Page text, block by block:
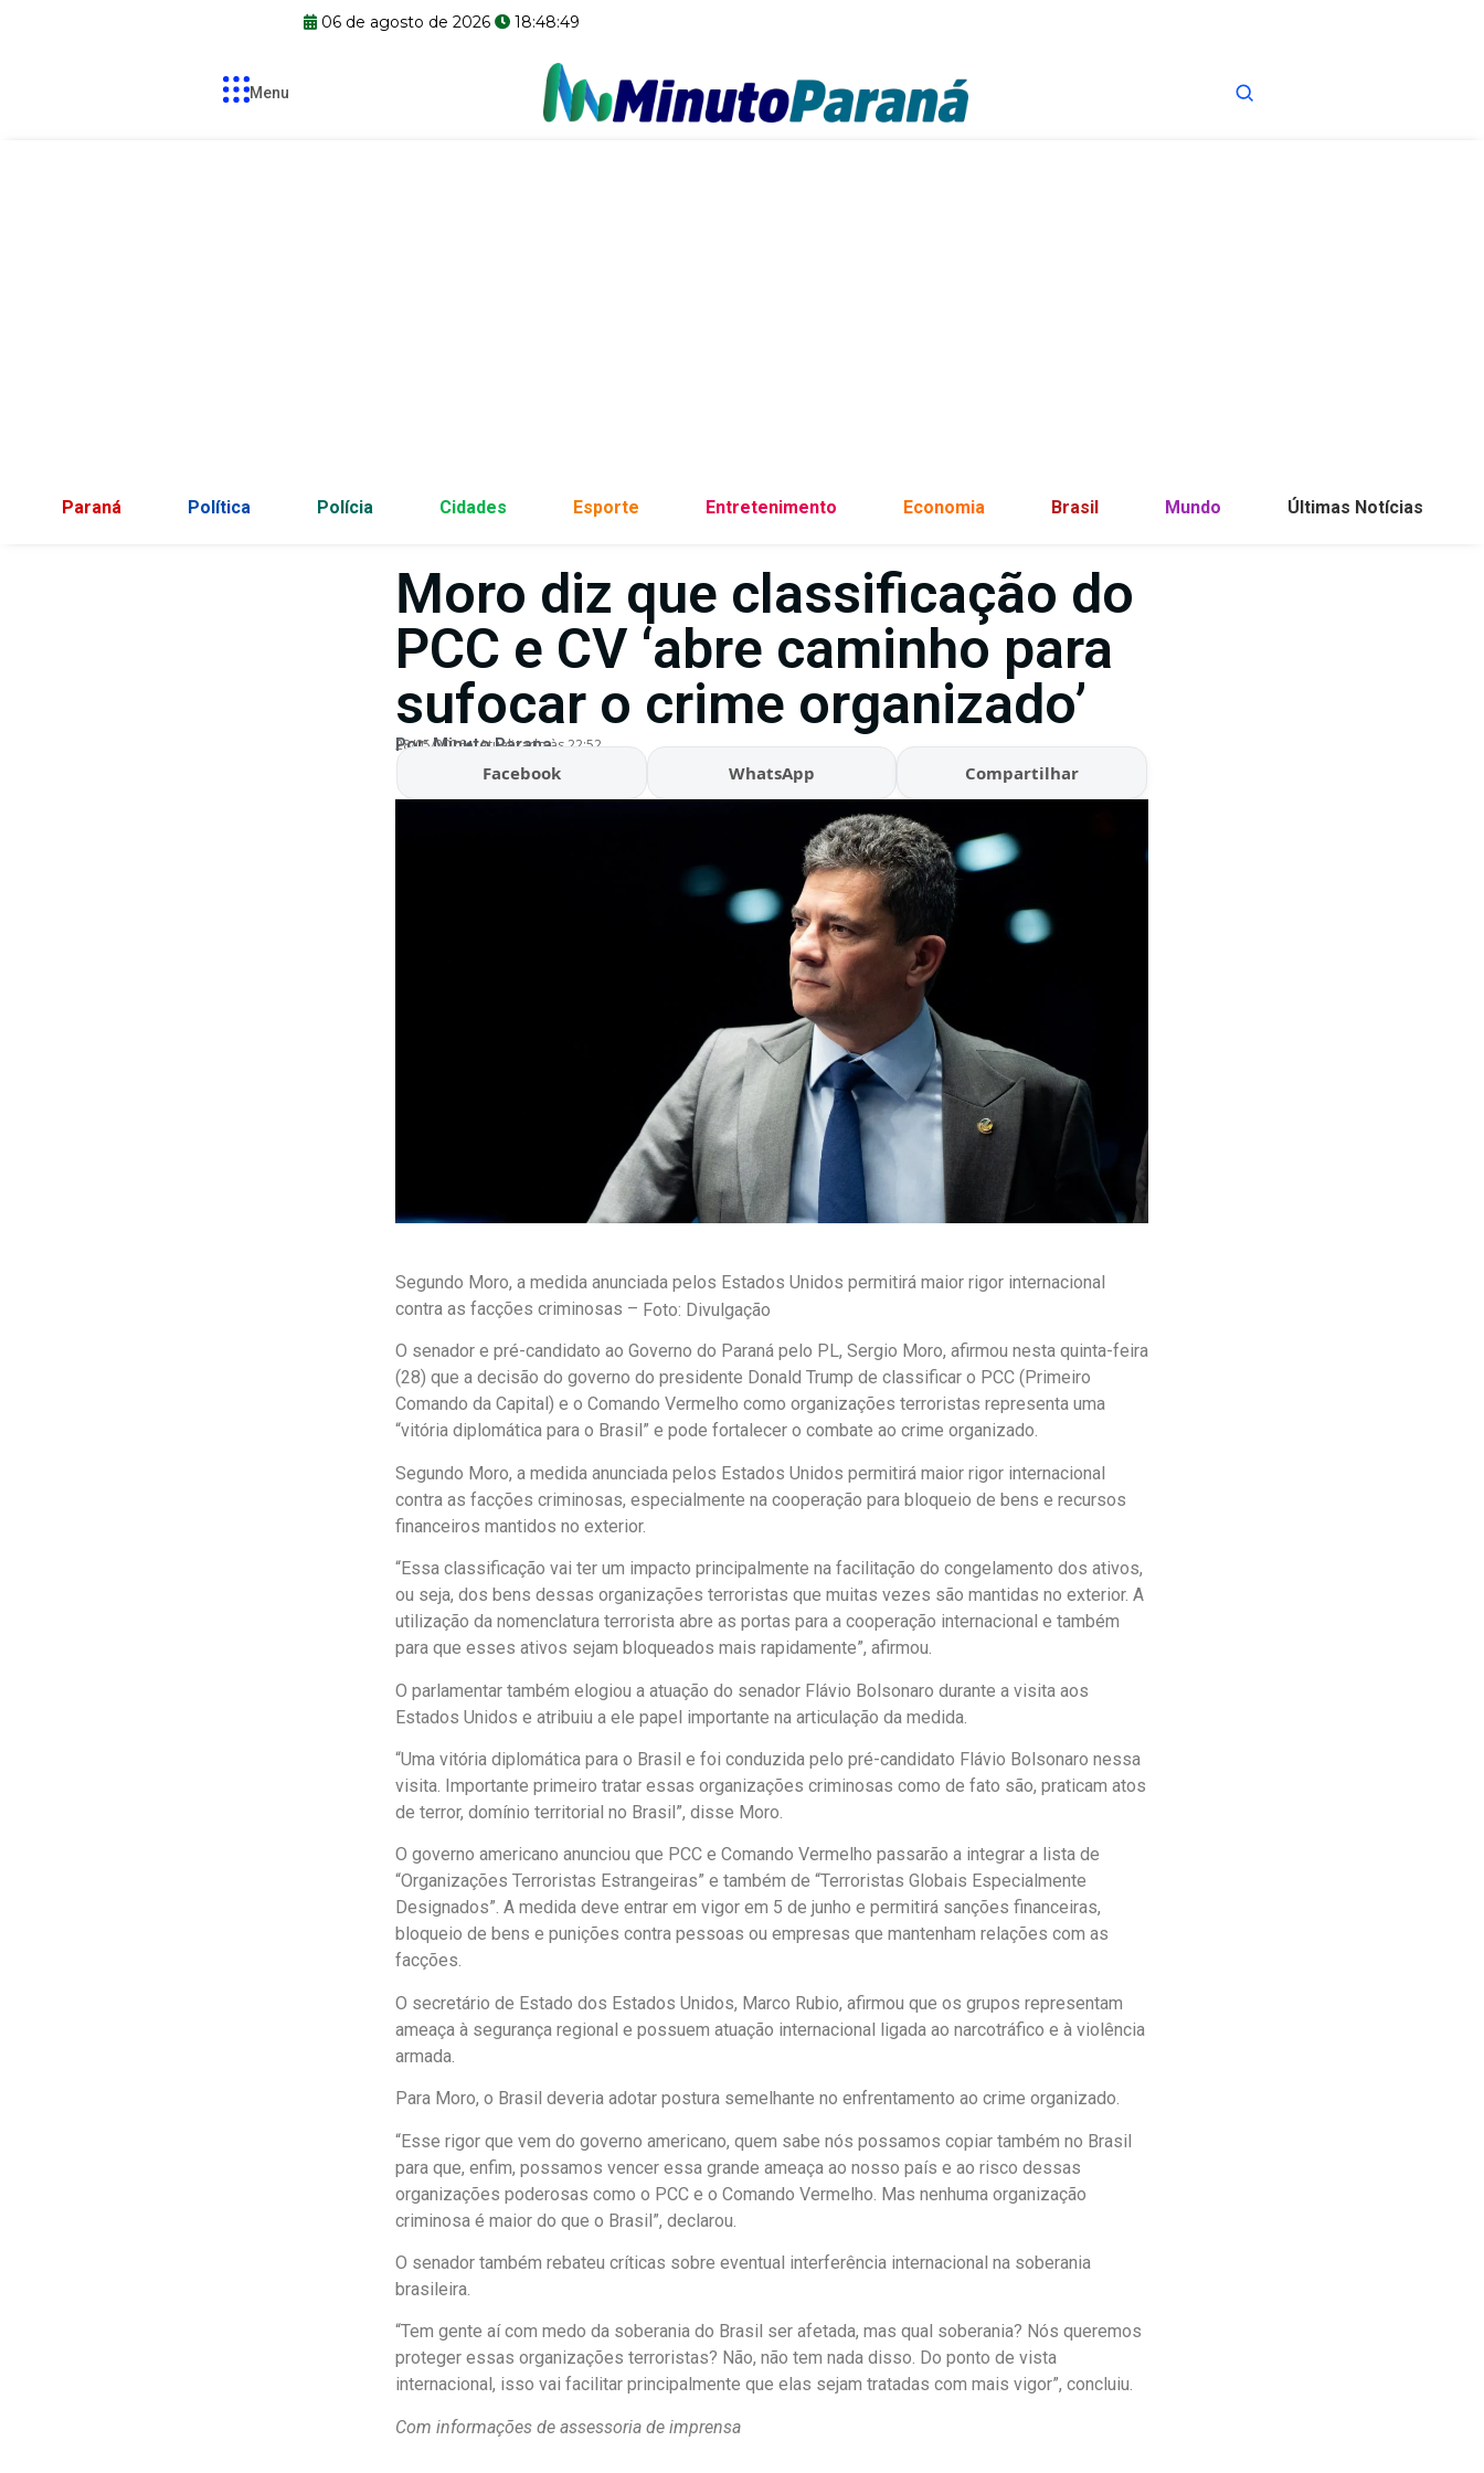
06 de agosto de 2026 18:48:50
Menu
Paraná Política Polícia Cidades Esporte Entretenimento Economia Brasil Mundo Últimas Notícias
Moro diz que classificação do
PCC e CV ‘abre caminho para
sufocar o crime organizado’
Por:Minuto Parana
28/05/2026 Atualizado às 22:52
Facebook WhatsApp Compartilhar
Segundo Moro, a medida anunciada pelos Estados Unidos permitirá maior rigor internacional
contra as facções criminosas – Foto: Divulgação
O senador e pré-candidato ao Governo do Paraná pelo PL, Sergio Moro, afirmou nesta quinta-feira
(28) que a decisão do governo do presidente Donald Trump de classificar o PCC (Primeiro
Comando da Capital) e o Comando Vermelho como organizações terroristas representa uma
“vitória diplomática para o Brasil” e pode fortalecer o combate ao crime organizado.
Segundo Moro, a medida anunciada pelos Estados Unidos permitirá maior rigor internacional
contra as facções criminosas, especialmente na cooperação para bloqueio de bens e recursos
financeiros mantidos no exterior.
“Essa classificação vai ter um impacto principalmente na facilitação do congelamento dos ativos,
ou seja, dos bens dessas organizações terroristas que muitas vezes são mantidas no exterior. A
utilização da nomenclatura terrorista abre as portas para a cooperação internacional e também
para que esses ativos sejam bloqueados mais rapidamente”, afirmou.
O parlamentar também elogiou a atuação do senador Flávio Bolsonaro durante a visita aos
Estados Unidos e atribuiu a ele papel importante na articulação da medida.
“Uma vitória diplomática para o Brasil e foi conduzida pelo pré-candidato Flávio Bolsonaro nessa
visita. Importante primeiro tratar essas organizações criminosas como de fato são, praticam atos
de terror, domínio territorial no Brasil”, disse Moro.
O governo americano anunciou que PCC e Comando Vermelho passarão a integrar a lista de
“Organizações Terroristas Estrangeiras” e também de “Terroristas Globais Especialmente
Designados”. A medida deve entrar em vigor em 5 de junho e permitirá sanções financeiras,
bloqueio de bens e punições contra pessoas ou empresas que mantenham relações com as
facções.
O secretário de Estado dos Estados Unidos, Marco Rubio, afirmou que os grupos representam
ameaça à segurança regional e possuem atuação internacional ligada ao narcotráfico e à violência
armada.
Para Moro, o Brasil deveria adotar postura semelhante no enfrentamento ao crime organizado.
“Esse rigor que vem do governo americano, quem sabe nós possamos copiar também no Brasil
para que, enfim, possamos vencer essa grande ameaça ao nosso país e ao risco dessas
organizações poderosas como o PCC e o Comando Vermelho. Mas nenhuma organização
criminosa é maior do que o Brasil”, declarou.
O senador também rebateu críticas sobre eventual interferência internacional na soberania
brasileira.
“Tem gente aí com medo da soberania do Brasil ser afetada, mas qual soberania? Nós queremos
proteger essas organizações terroristas? Não, não tem nada disso. Do ponto de vista
internacional, isso vai facilitar principalmente que elas sejam tratadas com mais vigor”, concluiu.
Com informações de assessoria de imprensa